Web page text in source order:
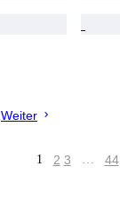
Weiter
1 2 3 … 44